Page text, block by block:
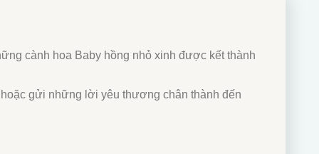
cành hoa Baby hồng nhỏ xinh được kết thành
gửi những lời yêu thương chân thành đến